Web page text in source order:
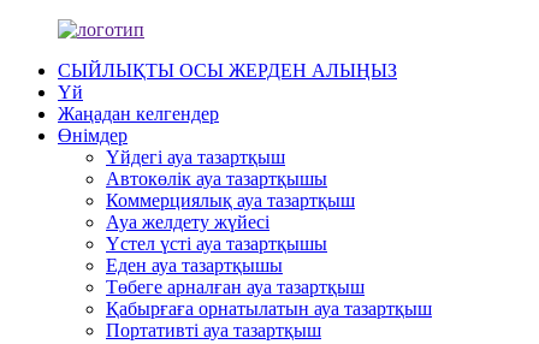
СЫЙЛЫҚТЫ ОСЫ ЖЕРДЕН АЛЫҢЫЗ
Үй
Жаңадан келгендер
Өнімдер
Үйдегі ауа тазартқыш
Автокөлік ауа тазартқышы
Коммерциялық ауа тазартқыш
Ауа желдету жүйесі
Үстел үсті ауа тазартқышы
Еден ауа тазартқышы
Төбеге арналған ауа тазартқыш
Қабырғаға орнатылатын ауа тазартқыш
Портативті ауа тазартқыш